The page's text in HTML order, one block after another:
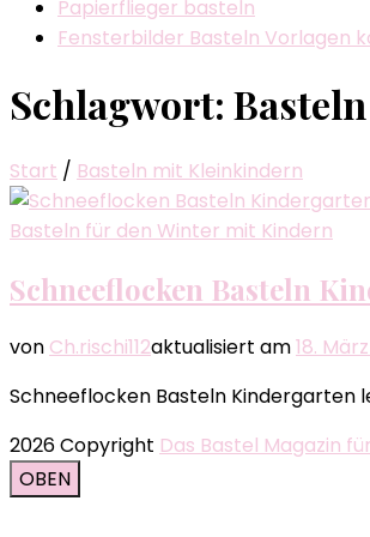
Papierflieger basteln
Fensterbilder Basteln Vorlagen
Schlagwort:
Start / Basteln mit Kleinkindern
Basteln für den Winter mit Kindern
Schneeflocken Basteln
von Ch.rischi112aktualisiert am18.
Schneeflocken Basteln
2026 Copyright Das Bastel Magazin
OBEN